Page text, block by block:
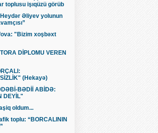
toplusu işıqüzü görüb
Əliyev yolunun
"Bizim xoşbəxt
DİPLOMU VEREN
(Hekayə)
BƏDİİ ABİDƏ:
DEYİL"
oldum...
toplu: “BORCALININ